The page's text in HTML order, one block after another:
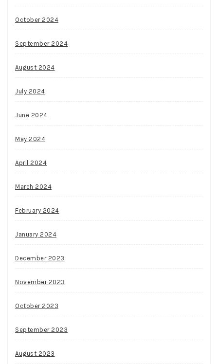
October 2024
September 2024
August 2024
July 2024
June 2024
May 2024
April 2024
March 2024
February 2024
January 2024
December 2023
November 2023
October 2023
September 2023
August 2023